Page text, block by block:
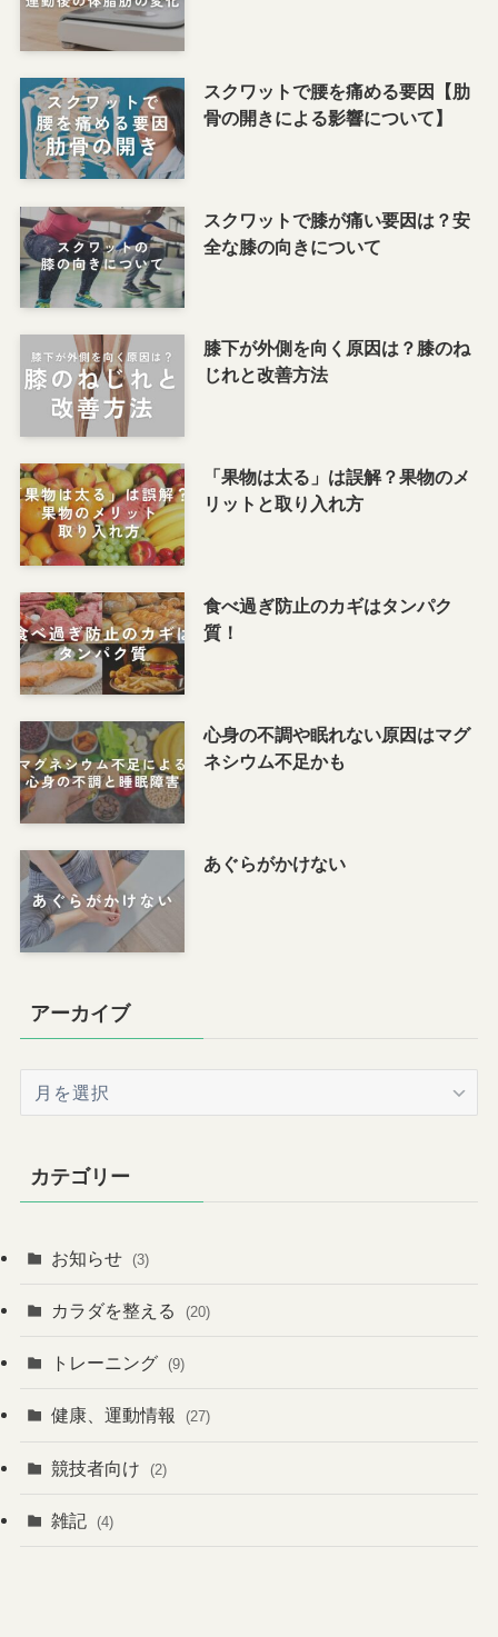
スクワットで腰を痛める要因【肋
骨の開きによる影響について】
スクワットで膝が痛い要因は？安
全な膝の向きについて
膝下が外側を向く原因は？膝のね
じれと改善方法
「果物は太る」は誤解？果物のメ
リットと取り入れ方
食べ過ぎ防止のカギはタンパク
質！
心身の不調や眠れない原因はマグ
ネシウム不足かも
あぐらがかけない
アーカイブ
ブ
カテゴリー
お知らせ (3)
カラダを整える (20)
トレーニング (9)
健康、運動情報 (27)
競技者向け (2)
雑記 (4)